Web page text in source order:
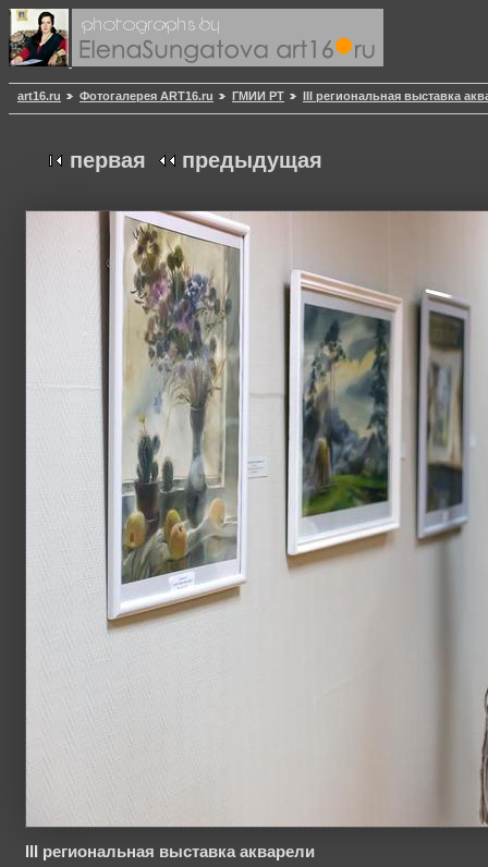
art16.ru Фотогалерея ART16.ru ГМИИ РТ III региональная выставка
первая предыдущая
III региональная выставка акварели